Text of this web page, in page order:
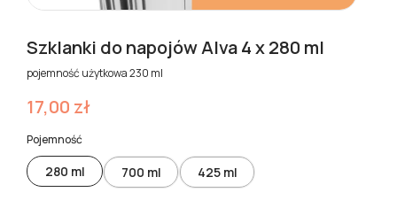
Szklanki do napojów Alva 4 x 280 ml
pojemność użytkowa 230 ml
17,00 zł
Pojemność
280 ml 700 ml 425 ml